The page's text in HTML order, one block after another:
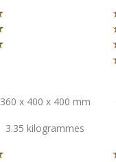
360 x 400 x 400 mm
3.35 kilogrammes